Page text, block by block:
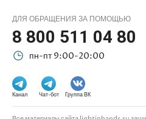
ДЛЯ ОБРАЩЕНИЯ ЗА ПОМОЩЬЮ
8 800 511 04 80
пн-пт 9:00-20:00
Канал Чат-бот Группа ВК